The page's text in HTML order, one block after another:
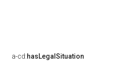
a-cd:hasLegalSituation